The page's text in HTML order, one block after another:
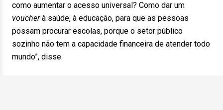
como aumentar o acesso universal? Como dar um
voucherà saúde, à educação, para que as pessoas
possam procurar escolas, porque o setor público
sozinho não tem a capacidade financeira de atender todo
mundo”, disse.